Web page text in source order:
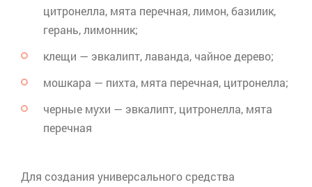
цитронелла, мята перечная, лимон, базилик,
герань, лимонник;
клещи — эвкалипт, лаванда, чайное дерево;
мошкара — пихта, мята перечная, цитронелла;
черные мухи — эвкалипт, цитронелла, мята
перечная
Для создания универсального средства